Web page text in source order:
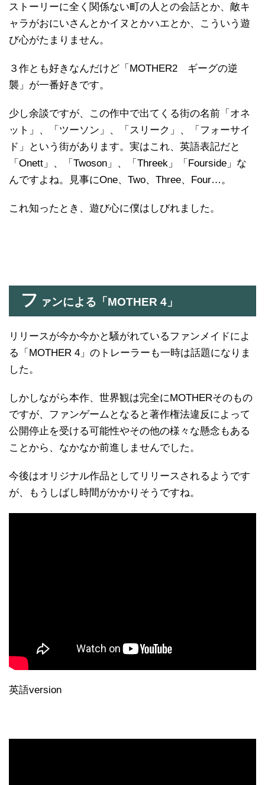
ストーリーに全く関係ない町の人との会話とか、敵キ
ャラがおにいさんとかイヌとかハエとか、こういう遊
び心がたまりません。
３作とも好きなんだけど「MOTHER2 ギーグの逆
襲」が一番好きです。
少し余談ですが、この作中で出てくる街の名前「オネ
ット」、「ツーソン」、「スリーク」、「フォーサイ
ド」という街があります。実はこれ、英語表記だと
「Onett」、「Twoson」、「Threek」「Fourside」な
んですよね。見事にOne、Two、Three、Four…。
これ知ったとき、遊び心に僕はしびれました。
フ ァンによる「MOTHER 4」
リリースが今か今かと騒がれているファンメイドによ
る「MOTHER 4」のトレーラーも一時は話題になりま
した。
しかしながら本作、世界観は完全にMOTHERそのもの
ですが、ファンゲームとなると著作権法違反によって
公開停止を受ける可能性やその他の様々な懸念もある
ことから、なかなか前進しませんでした。
今後はオリジナル作品としてリリースされるようです
が、もうしばし時間がかかりそうですね。
英語version